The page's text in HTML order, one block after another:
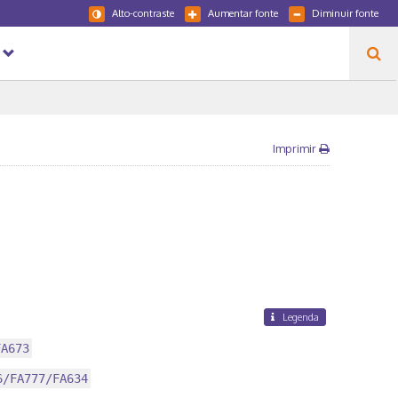
Diminuir fonte
Aumentar fonte
Alto-contraste
Imprimir
Legenda
FA777/FA634